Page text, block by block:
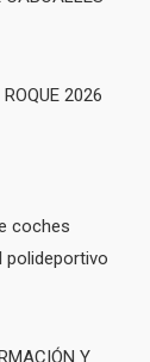
2026
coches
polideportivo
Y